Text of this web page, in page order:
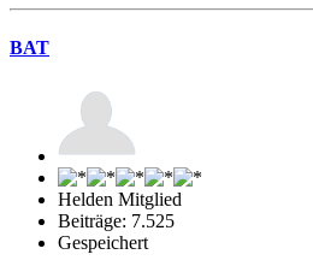
BAT
Helden Mitglied
Beiträge: 7.525
Gespeichert